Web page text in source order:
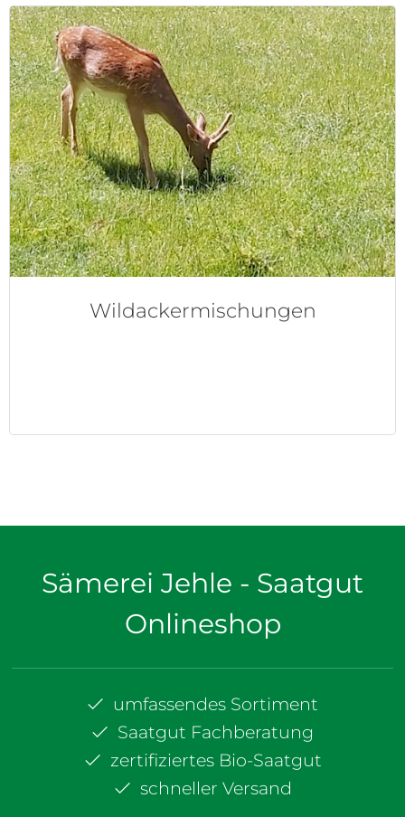
Wildackermischungen
Sämerei Jehle - Saatgut
Onlineshop
umfassendes Sortiment
Saatgut Fachberatung
zertifiziertes Bio-Saatgut
schneller Versand